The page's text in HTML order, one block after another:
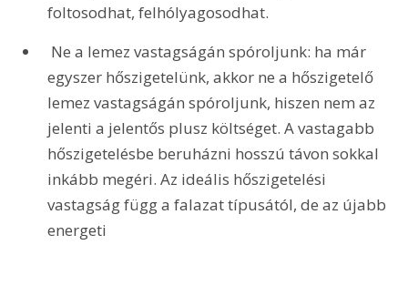
foltosodhat, felhólyagosodhat.
egyszer hőszigetelünk, akkor ne a hőszigetelő
lemez vastagságán spóroljunk, hiszen nem az
jelenti a jelentős plusz költséget. A vastagabb
hőszigetelésbe beruházni hosszú távon sokkal
inkább megéri. Az ideális hőszigetelési
vastagság függ a falazat típusától, de az újabb
energeti